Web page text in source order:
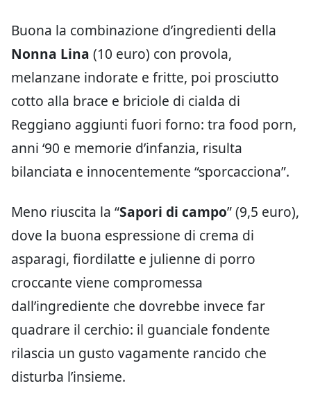
Buona la combinazione d’ingredienti della
Nonna Lina (10 euro) con provola,
melanzane indorate e fritte, poi prosciutto
cotto alla brace e briciole di cialda di
Reggiano aggiunti fuori forno: tra food porn,
anni ‘90 e memorie d’infanzia, risulta
bilanciata e innocentemente “sporcacciona”.
Meno riuscita la “Sapori di campo” (9,5 euro),
dove la buona espressione di crema di
asparagi, fiordilatte e julienne di porro
croccante viene compromessa
dall’ingrediente che dovrebbe invece far
quadrare il cerchio: il guanciale fondente
rilascia un gusto vagamente rancido che
disturba l’insieme.